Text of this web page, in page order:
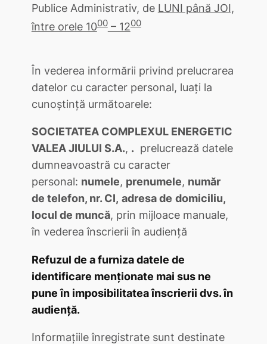
Publice Administrativ, de LUNI până JOI,
între orele 1000– 1200
În vederea informării privind prelucrarea
datelor cu caracter personal, luați la
cunoștință următoarele:
SOCIETATEA COMPLEXUL ENERGETIC
VALEA JIULUI S.A., .prelucrează datele
dumneavoastră cu caracter
personal: numele, prenumele, număr
de telefon, nr. CI, adresa de domiciliu,
locul de muncă, prin mijloace manuale,
în vederea înscrierii în audiență
Refuzul de a furniza datele de
identificare menționate mai sus ne
pune în imposibilitatea înscrierii dvs. în
audiență.
Informațiile înregistrate sunt destinate